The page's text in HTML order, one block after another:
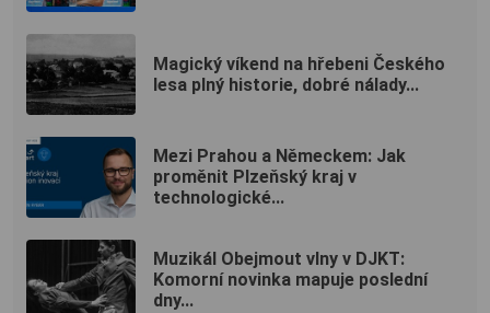
Magický víkend na hřebeni Českého
lesa plný historie, dobré nálady...
Mezi Prahou a Německem: Jak
proměnit Plzeňský kraj v
technologické...
Muzikál Obejmout vlny v DJKT:
Komorní novinka mapuje poslední
dny...